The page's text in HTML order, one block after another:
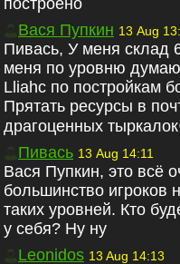
построено
Вася Пупкин 13 Aug
Пивась, У меня склад
меня по уровню
Lliahc по постройкам
Прятать ресурсы в
драгоценных
Пивась 13 Aug 14:11
Вася Пупкин, это всё
большинство игроков
таких уровней. Кто
у себя? Ну ну
Leonidos 13 Aug 14:13